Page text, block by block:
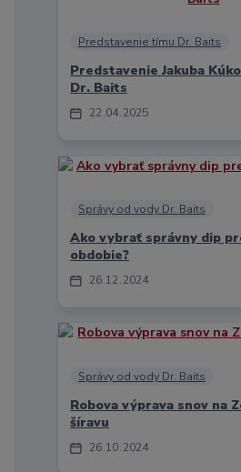
22 04 2025
Predstavenie tímu Dr. Baits
Predstavenie Jakuba
Dr. Baits
26 12 2024
Správy od vody Dr. Baits
Ako vybrať správny dip
obdobie?
26 10 2024
Správy od vody Dr. Baits
Robova výprava snov na
šíravu